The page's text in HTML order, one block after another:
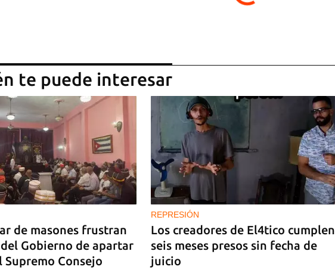
te puede interesar
de masones frustran
Gobierno de apartar
Consejo
REPRESIÓN
Los creadores de El4tico cumplen
seis meses presos sin fecha de
juicio